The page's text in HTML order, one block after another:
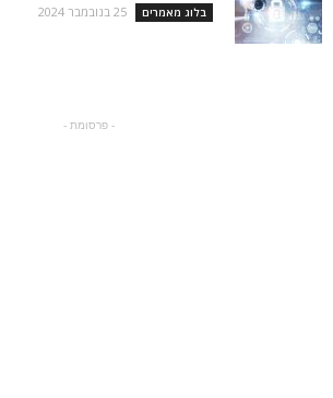
בלוג מאמרים 25 בנובמבר 2024
- פרסומת -